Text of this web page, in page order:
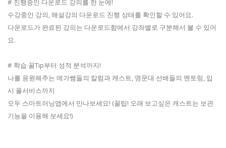
# 진행중인 다운로드 강의를 한 눈에!
수강중인 강의, 해설강의 다운로드 진행 상태를 확인할 수 있어요.
다운로드가 완료된 강의는 다운로드함에서 강좌별로 구분해서 볼 수 있어
요.
# 학습 꿀Tip부터 성적 분석까지!
나를 응원해주는 메가쌤들의 칼럼과 캐스트, 명문대 선배들의 멘토링, 입
시 풀서비스까지
모두 스마트러닝앱에서 만나보세요! (꿀팁! 오래 보고싶은 캐스트는 보관
기능을 이용해 보세요!)